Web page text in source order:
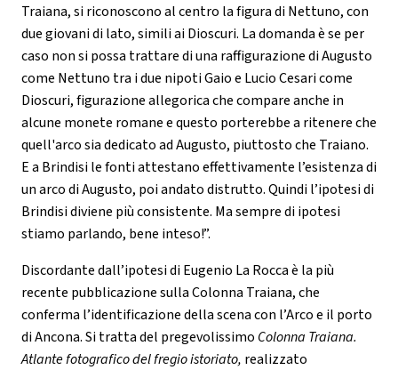
Traiana, si riconoscono al centro la figura di Nettuno, con
due giovani di lato, simili ai Dioscuri. La domanda è se per
caso non si possa trattare di una raffigurazione di Augusto
come Nettuno tra i due nipoti Gaio e Lucio Cesari come
Dioscuri, figurazione allegorica che compare anche in
alcune monete romane e questo porterebbe a ritenere che
quell'arco sia dedicato ad Augusto, piuttosto che Traiano.
E a Brindisi le fonti attestano effettivamente l’esistenza di
un arco di Augusto, poi andato distrutto. Quindi l’ipotesi di
Brindisi diviene più consistente. Ma sempre di ipotesi
stiamo parlando, bene inteso!”.
Discordante dall’ipotesi di Eugenio La Rocca è la più
recente pubblicazione sulla Colonna Traiana, che
conferma l’identificazione della scena con l’Arco e il porto
di Ancona. Si tratta del pregevolissimo Colonna Traiana.
Atlante fotografico del fregio istoriato, realizzato